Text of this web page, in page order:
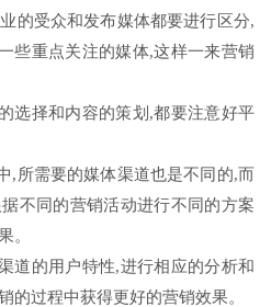
的受众和发布媒体都要进行区分,
些重点关注的媒体,这样一来营销
选择和内容的策划,都要注意好平
,所需要的媒体渠道也是不同的,而
不同的营销活动进行不同的方案
。
道的用户特性,进行相应的分析和
的过程中获得更好的营销效果。